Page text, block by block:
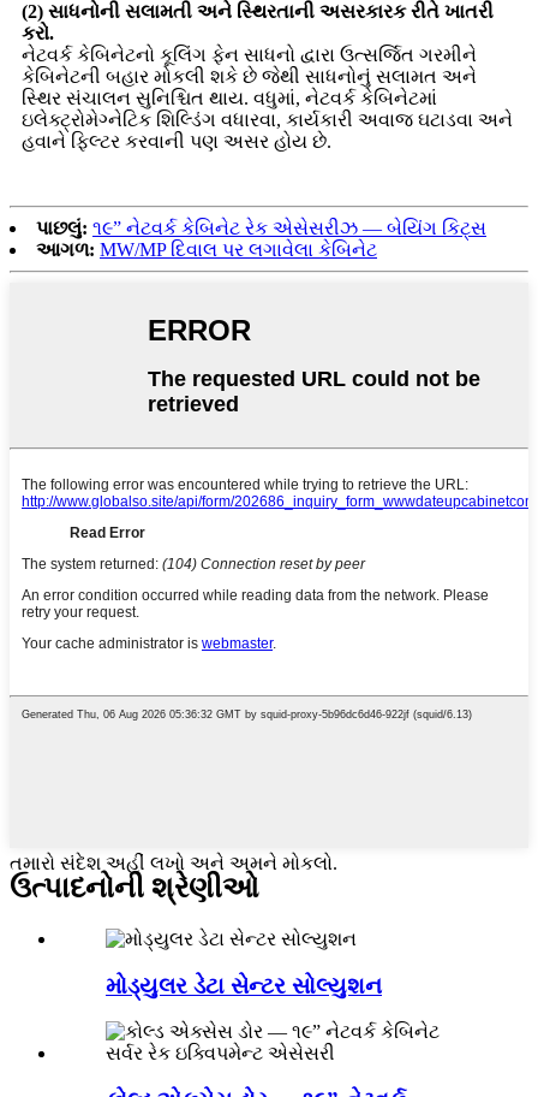
(2) સાધનોની સલામતી અને સ્થિરતાની અસરકારક રીતે ખાતરી
કરો.
નેટવર્ક કેબિનેટનો કૂલિંગ ફેન સાધનો દ્વારા ઉત્સર્જિત ગરમીને
કેબિનેટની બહાર મોકલી શકે છે જેથી સાધનોનું સલામત અને
સ્થિર સંચાલન સુનિશ્ચિત થાય. વધુમાં, નેટવર્ક કેબિનેટમાં
ઇલેક્ટ્રોમેગ્નેટિક શિલ્ડિંગ વધારવા, કાર્યકારી અવાજ ઘટાડવા અને
હવાને ફિલ્ટર કરવાની પણ અસર હોય છે.
પાછલું: ૧૯” નેટવર્ક કેબિનેટ રેક એસેસરીઝ — બેયિંગ કિટ્સ
આગળ: MW/MP દિવાલ પર લગાવેલા કેબિનેટ
તમારો સંદેશ અહીં લખો અને અમને મોકલો.
ઉત્પાદનોની શ્રેણીઓ
મોડ્યુલર ડેટા સેન્ટર સોલ્યુશન